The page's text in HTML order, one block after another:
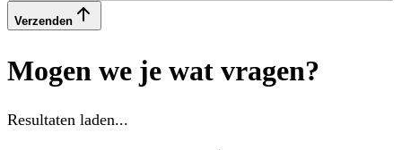
Verzenden
Mogen we je wat vragen?
Resultaten laden...